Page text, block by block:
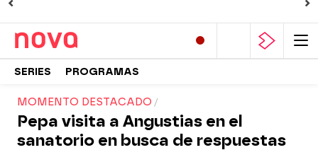
SERIES PROGRAMAS
MOMENTO DESTACADO
Pepa visita a Angustias en el
sanatorio en busca de respuestas